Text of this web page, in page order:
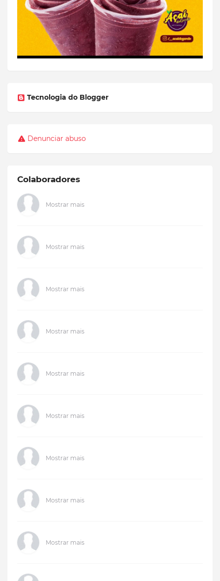
Tecnologia do Blogger
Denunciar abuso
Colaboradores
Mostrar mais
Mostrar mais
Mostrar mais
Mostrar mais
Mostrar mais
Mostrar mais
Mostrar mais
Mostrar mais
Mostrar mais